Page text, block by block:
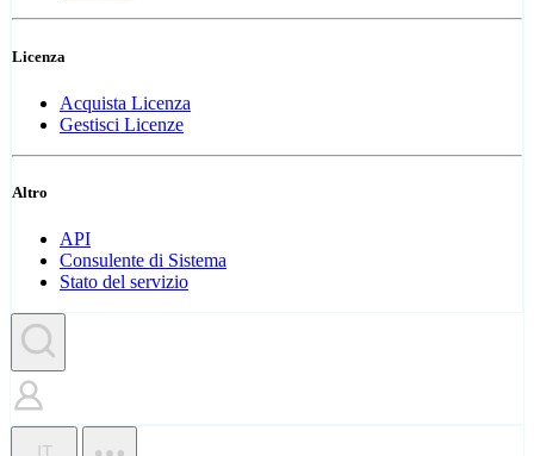
Licenza
Acquista Licenza
Gestisci Licenze
Altro
API
Consulente di Sistema
Stato del servizio
IT